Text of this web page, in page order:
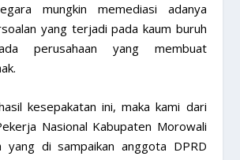
mungkin memediasi adanya
yang terjadi pada kaum buruh
perusahaan yang membuat
kesepakatan ini, maka kami dari
Nasional Kabupaten Morowali
yang di sampaikan anggota DPRD